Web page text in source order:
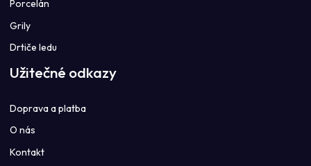
Porcelán
Grily
Drtiče ledu
Užitečné odkazy
Doprava a platba
O nás
Kontakt